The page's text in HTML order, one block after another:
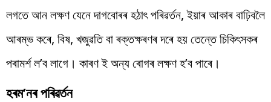
লগতে আন লক্ষণ যেনে দাগবোৰৰ হঠাৎ পৰিৱৰ্তন, ইয়াৰ আকাৰ বাঢ়িবলৈ
আৰম্ভ কৰে, বিষ, খজুৱতি বা ৰক্তক্ষৰণৰ দৰে হয় তেন্তে চিকিৎসকৰ
পৰামৰ্শ ল’ব লাগে। কাৰণ ই অন্য ৰোগৰ লক্ষণ হ’ব পাৰে।
হৰম’নৰ পৰিৱৰ্তন